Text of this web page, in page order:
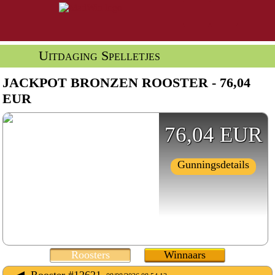
Uitdaging Spelletjes
JACKPOT BRONZEN ROOSTER - 76,04
EUR
76,04 EUR
Gunningsdetails
Roosters
Winnaars